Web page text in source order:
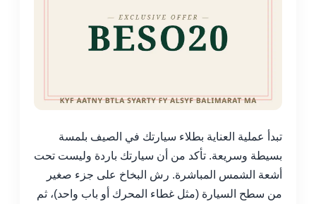
تبدأ عملية العناية بطلاء سيارتك في الصيف بلمسة
بسيطة وسريعة. تأكد من أن سيارتك باردة وليست تحت
أشعة الشمس المباشرة. رش البخاخ على جزء صغير
من سطح السيارة (مثل غطاء المحرك أو باب واحد)، ثم